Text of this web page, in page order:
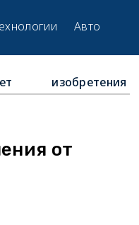
Авто
изобретения
от